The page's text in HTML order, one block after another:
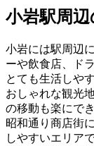
小岩駅周
小岩には駅周辺
ーや飲食店、ド
とても生活しや
おしゃれな観光
の移動も楽にで
昭和通り商店街
しやすいエリア